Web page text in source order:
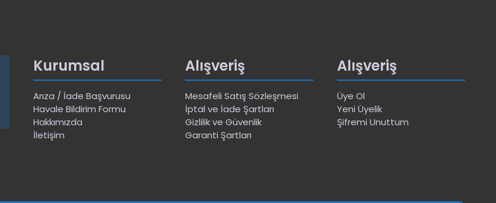
Kurumsal
Arıza / İade Başvurusu
Havale Bildirim Formu
Hakkımızda
İletişim
Alışveriş
Mesafeli Satış Sözleşmesi
İptal ve İade Şartları
Gizlilik ve Güvenlik
Garanti Şartları
Alışveriş
Üye Ol
Yeni Üyelik
Şifremi Unuttum